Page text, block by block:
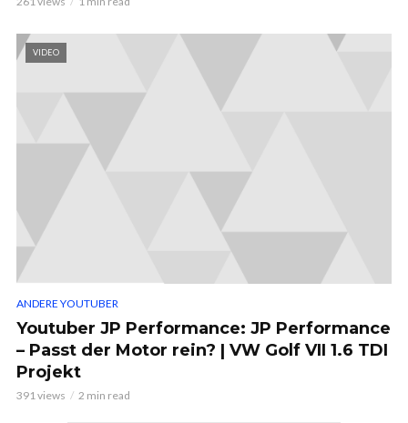
VIDEO
ANDERE YOUTUBER
Youtuber JP Performance: JP Performance
– Passt der Motor rein? | VW Golf VII 1.6 TDI
Projekt
391 views 2 min read